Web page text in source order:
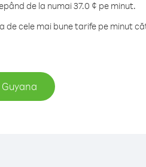
de la numai 37.0 ¢ pe minut.
cele mai bune tarife pe minut